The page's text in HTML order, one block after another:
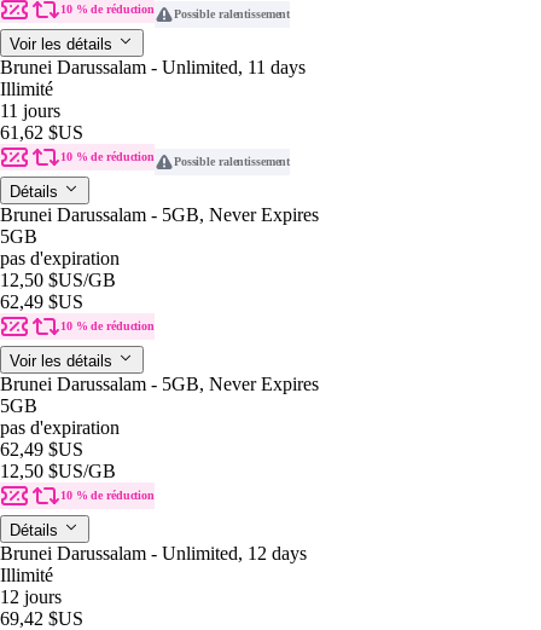
10 % de réduction Possible ralentissement
Voir les détails
Brunei Darussalam - Unlimited, 11 days
Illimité
11 jours
61,62 $US
10 % de réduction Possible ralentissement
Détails
Brunei Darussalam - 5GB, Never Expires
5GB
pas d'expiration
12,50 $US/GB
62,49 $US
10 % de réduction
Voir les détails
Brunei Darussalam - 5GB, Never Expires
5GB
pas d'expiration
62,49 $US
12,50 $US/GB
10 % de réduction
Détails
Brunei Darussalam - Unlimited, 12 days
Illimité
12 jours
69,42 $US